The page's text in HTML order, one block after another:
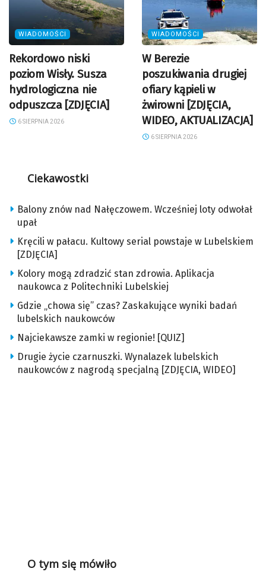
WIADOMOŚCI
Rekordowo niski
poziom Wisły. Susza
hydrologiczna nie
odpuszcza [ZDJĘCIA]
6 SIERPNIA 2026
WIADOMOŚCI
W Berezie
poszukiwania drugiej
ofiary kąpieli w
żwirowni [ZDJĘCIA,
WIDEO, AKTUALIZACJA]
6 SIERPNIA 2026
Ciekawostki
Balony znów nad Nałęczowem. Wcześniej loty odwołał
upał
Kręcili w pałacu. Kultowy serial powstaje w Lubelskiem
[ZDJĘCIA]
Kolory mogą zdradzić stan zdrowia. Aplikacja
naukowca z Politechniki Lubelskiej
Gdzie „chowa się” czas? Zaskakujące wyniki badań
lubelskich naukowców
Najciekawsze zamki w regionie! [QUIZ]
Drugie życie czarnuszki. Wynalazek lubelskich
naukowców z nagrodą specjalną [ZDJĘCIA, WIDEO]
O tym się mówiło